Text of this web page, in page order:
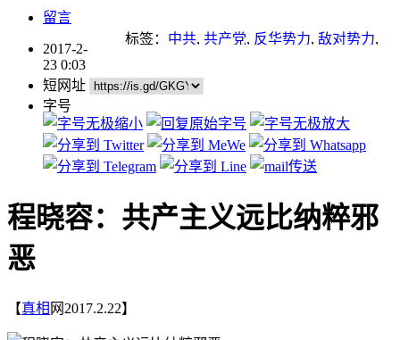
留言
标签： 中共, 共产党, 反华势力, 敌对势力,
克思
2017-2-
23 0:03
短网址
字号
程晓容：共产主义远比纳粹邪
恶
【真相 网2017.2.22】